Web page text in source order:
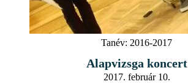
Tanév: 2016-2017
Alapvizsga koncert
2017. február 10.